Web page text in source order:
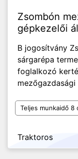
Zsombón
gépkezelői
B jogosítvány
sárgarépa
foglalkozó
Teljes munkaidő 8
Traktoros